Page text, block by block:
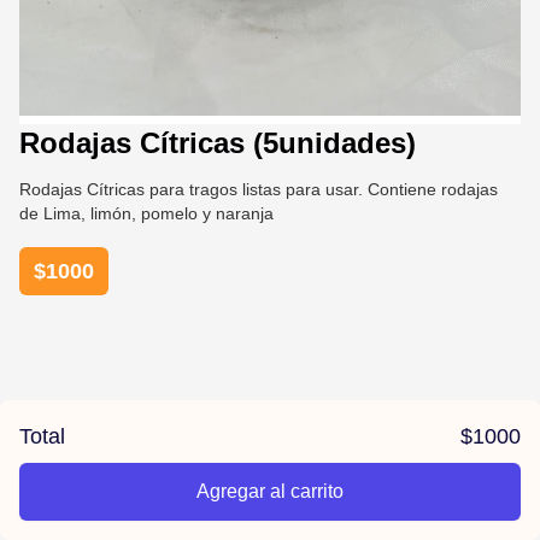
Rodajas Cítricas (5unidades)
Rodajas Cítricas para tragos listas para usar. Contiene rodajas
de Lima, limón, pomelo y naranja
$1000
Total $1000
Agregar al carrito